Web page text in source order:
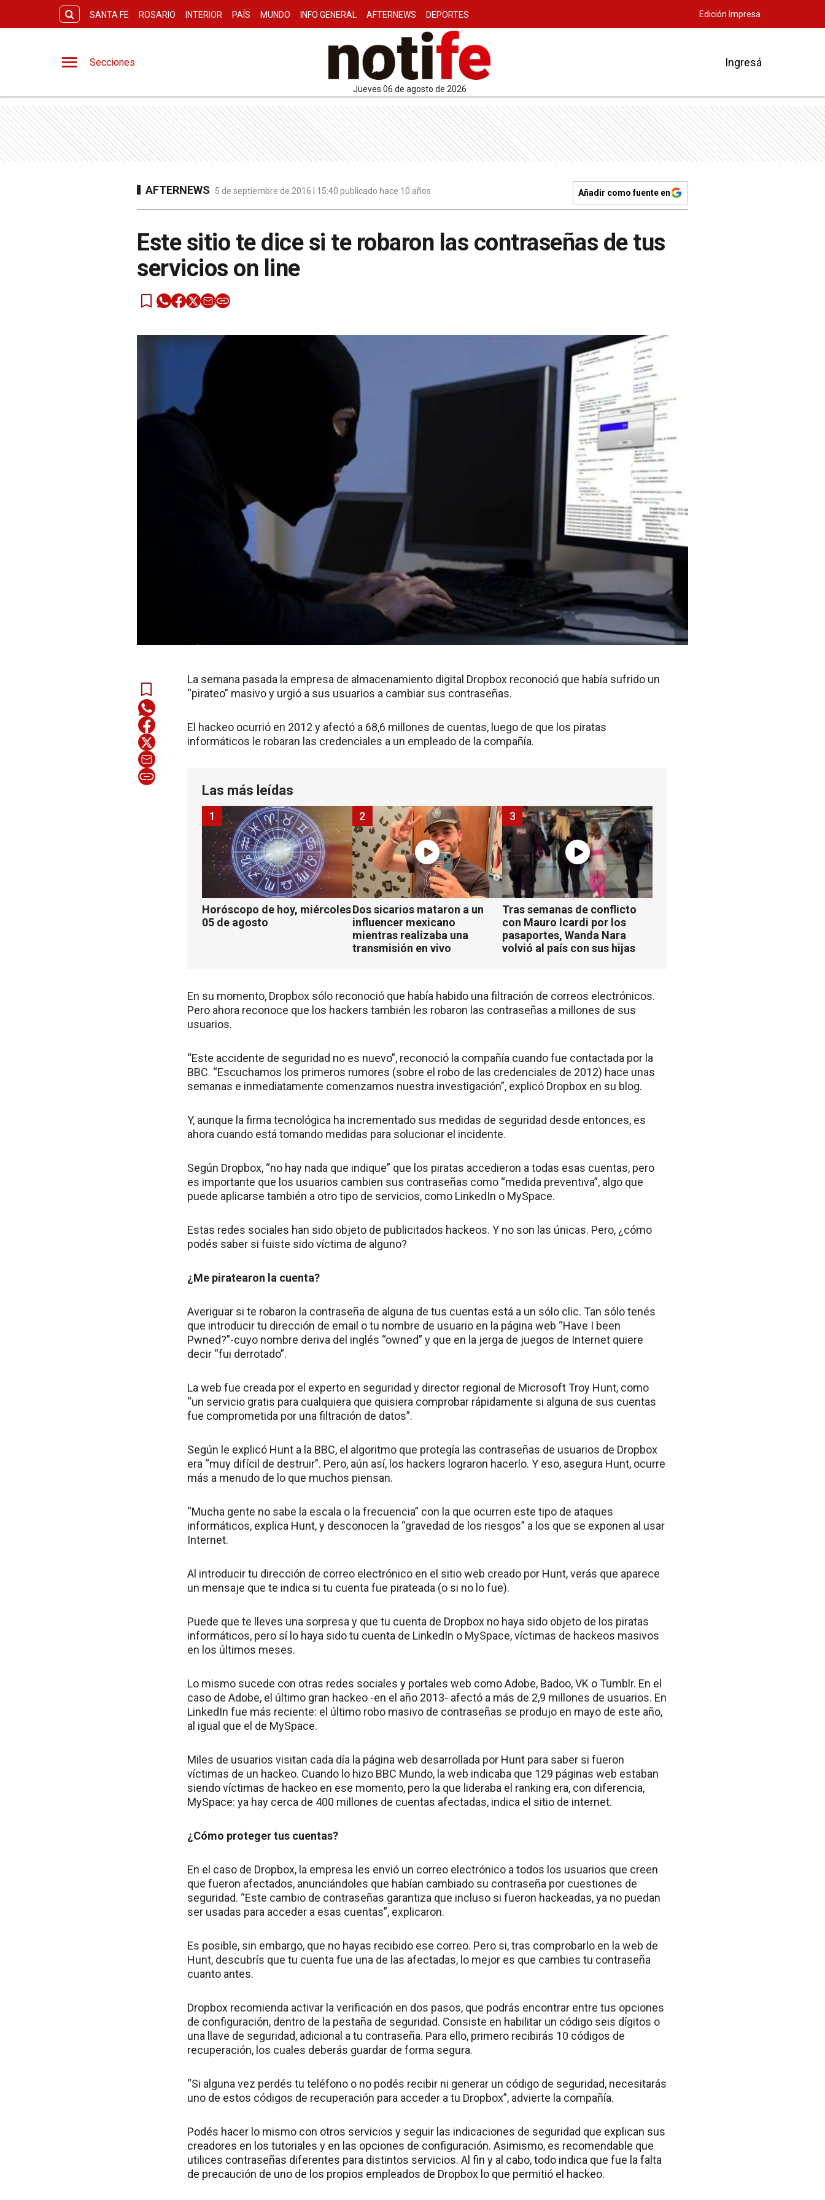
SANTA FE ROSARIO INTERIOR PAÍS MUNDO INFO GENERAL AFTERNEWS DEPORTES Edición Impresa
Secciones
jueves 06 de agosto de 2026
Ingresá
AFTERNEWS 5 de septiembre de 2016 | 15:40 publicado hace 10 años Añadir como fuente en
Este sitio te dice si te robaron las contraseñas de tus
servicios on line
La semana pasada la empresa de almacenamiento digital Dropbox reconoció que había sufrido un
“pirateo” masivo y urgió a sus usuarios a cambiar sus contraseñas.
El hackeo ocurrió en 2012 y afectó a 68,6 millones de cuentas, luego de que los piratas
informáticos le robaran las credenciales a un empleado de la compañía.
Las más leídas
Horóscopo de hoy, miércoles
05 de agosto
1
Dos sicarios mataron a un
influencer mexicano
mientras realizaba una
transmisión en vivo
2
Tras semanas de conflicto
con Mauro Icardi por los
pasaportes, Wanda Nara
volvió al país con sus hijas
3
En su momento, Dropbox sólo reconoció que había habido una filtración de correos electrónicos.
Pero ahora reconoce que los hackers también les robaron las contraseñas a millones de sus
usuarios.
“Este accidente de seguridad no es nuevo”, reconoció la compañía cuando fue contactada por la
BBC. “Escuchamos los primeros rumores (sobre el robo de las credenciales de 2012) hace unas
semanas e inmediatamente comenzamos nuestra investigación”, explicó Dropbox en su blog.
Y, aunque la firma tecnológica ha incrementado sus medidas de seguridad desde entonces, es
ahora cuando está tomando medidas para solucionar el incidente.
Según Dropbox, “no hay nada que indique” que los piratas accedieron a todas esas cuentas, pero
es importante que los usuarios cambien sus contraseñas como “medida preventiva”, algo que
puede aplicarse también a otro tipo de servicios, como LinkedIn o MySpace.
Estas redes sociales han sido objeto de publicitados hackeos. Y no son las únicas. Pero, ¿cómo
podés saber si fuiste sido víctima de alguno?
¿Me piratearon la cuenta?
Averiguar si te robaron la contraseña de alguna de tus cuentas está a un sólo clic. Tan sólo tenés
que introducir tu dirección de email o tu nombre de usuario en la página web “Have I been
Pwned?”-cuyo nombre deriva del inglés “owned” y que en la jerga de juegos de Internet quiere
decir “fui derrotado”.
La web fue creada por el experto en seguridad y director regional de Microsoft Troy Hunt, como
“un servicio gratis para cualquiera que quisiera comprobar rápidamente si alguna de sus cuentas
fue comprometida por una filtración de datos”.
Según le explicó Hunt a la BBC, el algoritmo que protegía las contraseñas de usuarios de Dropbox
era “muy difícil de destruir”. Pero, aún así, los hackers lograron hacerlo. Y eso, asegura Hunt, ocurre
más a menudo de lo que muchos piensan.
“Mucha gente no sabe la escala o la frecuencia” con la que ocurren este tipo de ataques
informáticos, explica Hunt, y desconocen la “gravedad de los riesgos” a los que se exponen al usar
Internet.
Al introducir tu dirección de correo electrónico en el sitio web creado por Hunt, verás que aparece
un mensaje que te indica si tu cuenta fue pirateada (o si no lo fue).
Puede que te lleves una sorpresa y que tu cuenta de Dropbox no haya sido objeto de los piratas
informáticos, pero sí lo haya sido tu cuenta de LinkedIn o MySpace, víctimas de hackeos masivos
en los últimos meses.
Lo mismo sucede con otras redes sociales y portales web como Adobe, Badoo, VK o Tumblr. En el
caso de Adobe, el último gran hackeo -en el año 2013- afectó a más de 2,9 millones de usuarios. En
LinkedIn fue más reciente: el último robo masivo de contraseñas se produjo en mayo de este año,
al igual que el de MySpace.
Miles de usuarios visitan cada día la página web desarrollada por Hunt para saber si fueron
víctimas de un hackeo. Cuando lo hizo BBC Mundo, la web indicaba que 129 páginas web estaban
siendo víctimas de hackeo en ese momento, pero la que lideraba el ranking era, con diferencia,
MySpace: ya hay cerca de 400 millones de cuentas afectadas, indica el sitio de internet.
¿Cómo proteger tus cuentas?
En el caso de Dropbox, la empresa les envió un correo electrónico a todos los usuarios que creen
que fueron afectados, anunciándoles que habían cambiado su contraseña por cuestiones de
seguridad. “Este cambio de contraseñas garantiza que incluso si fueron hackeadas, ya no puedan
ser usadas para acceder a esas cuentas”, explicaron.
Es posible, sin embargo, que no hayas recibido ese correo. Pero si, tras comprobarlo en la web de
Hunt, descubrís que tu cuenta fue una de las afectadas, lo mejor es que cambies tu contraseña
cuanto antes.
Dropbox recomienda activar la verificación en dos pasos, que podrás encontrar entre tus opciones
de configuración, dentro de la pestaña de seguridad. Consiste en habilitar un código seis dígitos o
una llave de seguridad, adicional a tu contraseña. Para ello, primero recibirás 10 códigos de
recuperación, los cuales deberás guardar de forma segura.
“Si alguna vez perdés tu teléfono o no podés recibir ni generar un código de seguridad, necesitarás
uno de estos códigos de recuperación para acceder a tu Dropbox”, advierte la compañía.
Podés hacer lo mismo con otros servicios y seguir las indicaciones de seguridad que explican sus
creadores en los tutoriales y en las opciones de configuración. Asimismo, es recomendable que
utilices contraseñas diferentes para distintos servicios. Al fin y al cabo, todo indica que fue la falta
de precaución de uno de los propios empleados de Dropbox lo que permitió el hackeo.